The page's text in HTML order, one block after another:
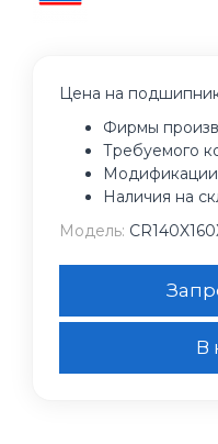
Цена на подшипник
Фирмы
Требуемого
Наличия на
Модель:
В